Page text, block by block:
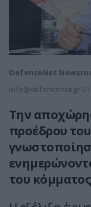
DefenceNet
info@defencenet.gr
Την
προέδρου
του